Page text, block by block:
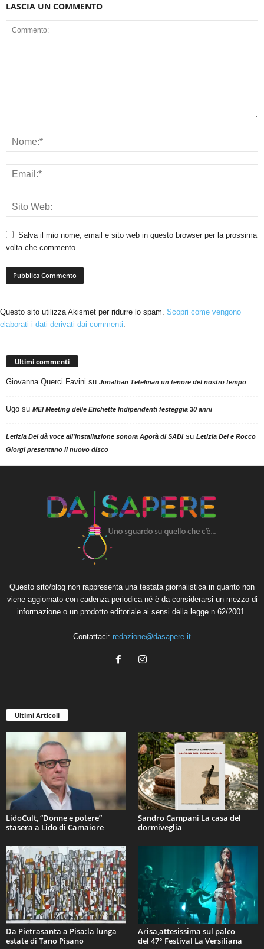
LASCIA UN COMMENTO
Salva il mio nome, email e sito web in questo browser per la prossima
volta che commento.
Questo sito utilizza Akismet per ridurre lo spam. Scopri come vengono
elaborati i dati derivati dai commenti.
Ultimi commenti
Giovanna Querci Favini su Jonathan Tetelman un tenore del nostro tempo
Ugo su MEI Meeting delle Etichette Indipendenti festeggia 30 anni
Letizia Dei dà voce all'installazione sonora Agorà di SADIsu Letizia Dei e Rocco
Giorgi presentano il nuovo disco
Questo sito/blog non rappresenta una testata giornalistica in quanto non
viene aggiornato con cadenza periodica né è da considerarsi un mezzo di
informazione o un prodotto editoriale ai sensi della legge n.62/2001.
Contattaci: redazione@dasapere.it
Ultimi Articoli
LidoCult, “Donne e potere”
stasera a Lido di Camaiore
Sandro Campani La casa del
dormiveglia
Da Pietrasanta a Pisa:la lunga
estate di Tano Pisano
Arisa,attesissima sul palco
del 47° Festival La Versiliana